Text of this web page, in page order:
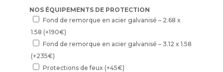
NOS ÉQUIPEMENTS DE PROTECTION
Fond de remorque en acier galvanisé – 2.68 x
1.58 (+190€)
Fond de remorque en acier galvanisé – 3.12 x 1.58
(+235€)
Protections de feux (+45€)